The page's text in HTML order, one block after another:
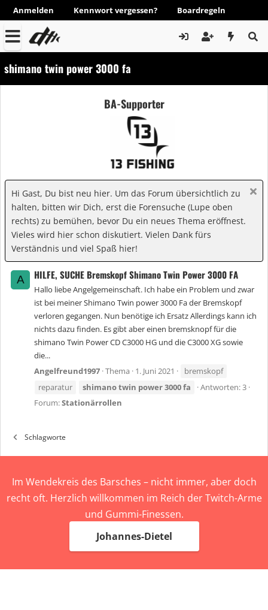
Anmelden Kennwort vergessen? Boardregeln
shimano twin power 3000 fa
BA-Supporter
Hi Gast, Du bist neu hier. Um das Forum übersichtlich zu
halten, bitten wir Dich, erst die Forensuche (Lupe oben
rechts) zu bemühen, bevor Du ein neues Thema eröffnest.
Vieles wird hier schon diskutiert. Vielen Dank fürs
Verständnis und viel Spaß hier!
A HILFE, SUCHE Bremskopf Shimano Twin Power 3000 FA
Hallo liebe Angelgemeinschaft. Ich habe ein Problem und zwar
ist bei meiner Shimano Twin power 3000 Fa der Bremskopf
verloren gegangen. Nun benötige ich Ersatz Allerdings kann ich
nichts dazu finden. Es gibt aber einen bremsknopf für die
shimano Twin Power CD C3000 HG und die C3000 XG sowie
die...
Angelfreund1997 Thema 1. Juni 2021
bremskopf
reparatur
shimanotwin power3000fa
Antworten: 3
Forum:Stationärrollen
Schlagworte
Im Wendekreis des Barsches – nicht immer, aber doch
recht oft. Herzlich willkommen im Reich der Twitch-Arme
und Gummi-Finessen.
Johannes-Dietel